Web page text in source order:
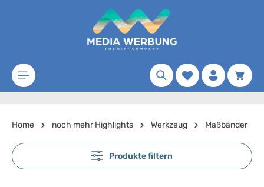
Zum Hauptinhalt springen
Merkzettel
Home noch mehr Highlights Werkzeug Maßbänder
Produkte filtern